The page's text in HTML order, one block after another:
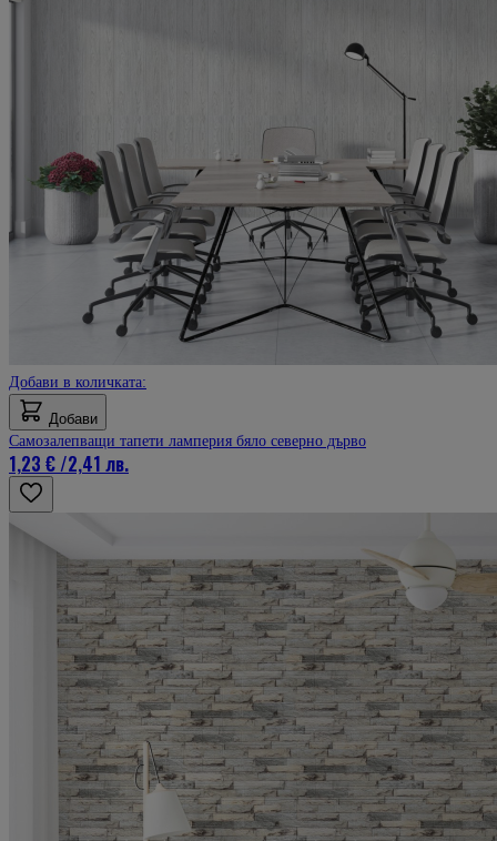
Добави в количката:
Добави
Самозалепващи тапети ламперия бяло северно дърво
1,23 €/2,41 лв.